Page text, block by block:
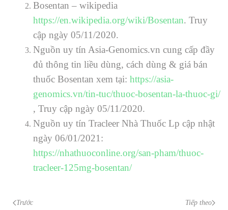
Bosentan – wikipedia
https://en.wikipedia.org/wiki/Bosentan. Truy
cập ngày 05/11/2020.
Nguồn uy tín Asia-Genomics.vn cung cấp đầy
đủ thông tin liều dùng, cách dùng & giá bán
thuốc Bosentan xem tại: https://asia-
genomics.vn/tin-tuc/thuoc-bosentan-la-thuoc-gi/
, Truy cập ngày 05/11/2020.
Nguồn uy tín Tracleer Nhà Thuốc Lp cập nhật
ngày 06/01/2021:
https://nhathuoconline.org/san-pham/thuoc-
tracleer-125mg-bosentan/
Trước Tiếp theo